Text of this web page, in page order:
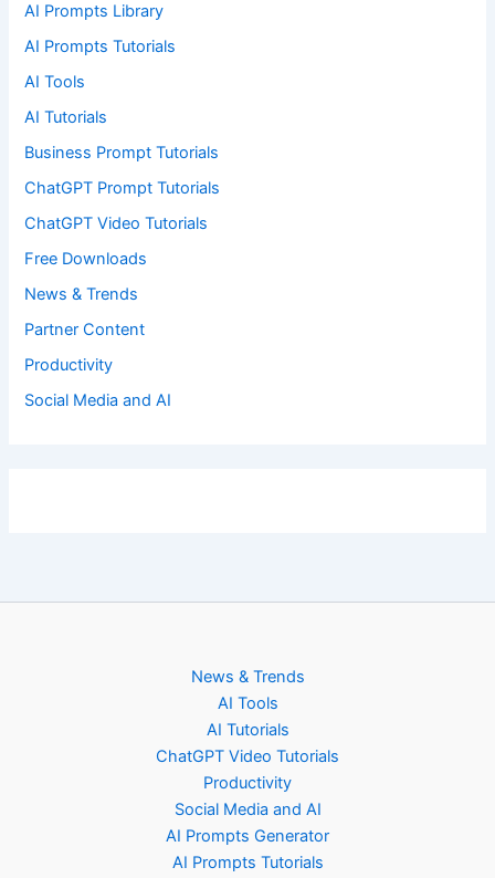
AI Prompts Library
AI Prompts Tutorials
AI Tools
AI Tutorials
Business Prompt Tutorials
ChatGPT Prompt Tutorials
ChatGPT Video Tutorials
Free Downloads
News & Trends
Partner Content
Productivity
Social Media and AI
News & Trends
AI Tools
AI Tutorials
ChatGPT Video Tutorials
Productivity
Social Media and AI
AI Prompts Generator
AI Prompts Tutorials